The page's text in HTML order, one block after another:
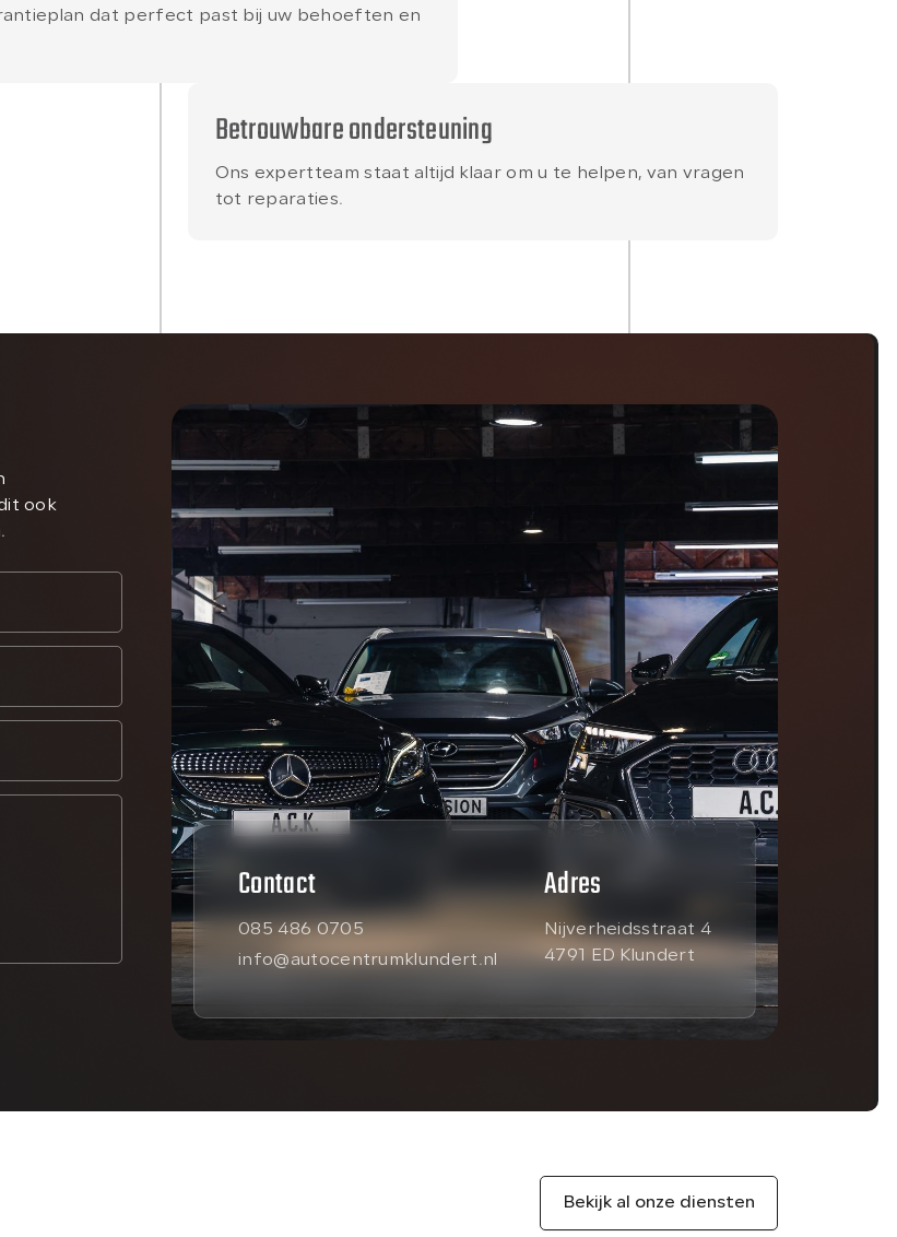
dat perfect past bij uw behoeften en
Betrouwbare ondersteuning
Ons expertteam staat altijd klaar om u te helpen, van vragen
tot reparaties.
ook
Contact
085 486 0705
info@autocentrumklundert.nl
Adres
Nijverheidsstraat 4
4791 ED Klundert
Bekijk al onze diensten